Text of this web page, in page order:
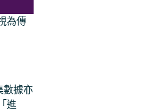
為傳
數據亦
進